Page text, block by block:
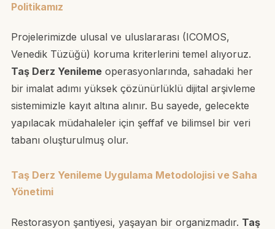
Politikamız
Projelerimizde ulusal ve uluslararası (ICOMOS,
Venedik Tüzüğü) koruma kriterlerini temel alıyoruz.
Taş Derz Yenilemeoperasyonlarında, sahadaki her
bir imalat adımı yüksek çözünürlüklü dijital arşivleme
sistemimizle kayıt altına alınır. Bu sayede, gelecekte
yapılacak müdahaleler için şeffaf ve bilimsel bir veri
tabanı oluşturulmuş olur.
Taş Derz Yenileme Uygulama Metodolojisi ve Saha
Yönetimi
Restorasyon şantiyesi, yaşayan bir organizmadır. Taş